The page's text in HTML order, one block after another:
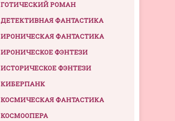
ГОТИЧЕСКИЙ РОМАН
ДЕТЕКТИВНАЯ ФАНТАСТИКА
ИРОНИЧЕСКАЯ ФАНТАСТИКА
ИРОНИЧЕСКОЕ ФЭНТЕЗИ
ИСТОРИЧЕСКОЕ ФЭНТЕЗИ
КИБЕРПАНК
КОСМИЧЕСКАЯ ФАНТАСТИКА
КОСМООПЕРА